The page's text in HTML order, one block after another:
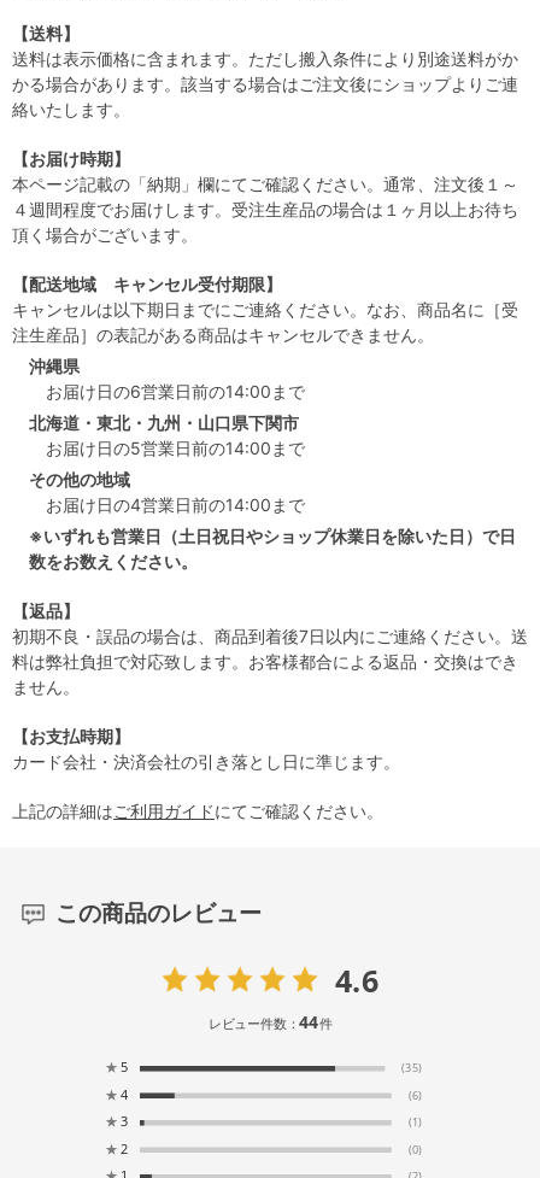
【送料】
送料は表示価格に含まれます。ただし搬入条件により別途送料がか
かる場合があります。該当する場合はご注文後にショップよりご連
絡いたします。
【お届け時期】
本ページ記載の「納期」欄にてご確認ください。通常、注文後１～
４週間程度でお届けします。受注生産品の場合は１ヶ月以上お待ち
頂く場合がございます。
【配送地域 キャンセル受付期限】
キャンセルは以下期日までにご連絡ください。なお、商品名に［受
注生産品］の表記がある商品はキャンセルできません。
沖縄県
お届け日の6営業日前の14:00まで
北海道・東北・九州・山口県下関市
お届け日の5営業日前の14:00まで
その他の地域
お届け日の4営業日前の14:00まで
※いずれも営業日（土日祝日やショップ休業日を除いた日）で日
数をお数えください。
【返品】
初期不良・誤品の場合は、商品到着後7日以内にご連絡ください。送
料は弊社負担で対応致します。お客様都合による返品・交換はでき
ません。
【お支払時期】
カード会社・決済会社の引き落とし日に準じます。
上記の詳細はご利用ガイドにてご確認ください。
この商品のレビュー
4.6
レビュー件数：44件
★ 5 (35)
★ 4 (6)
★ 3 (1)
★ 2 (0)